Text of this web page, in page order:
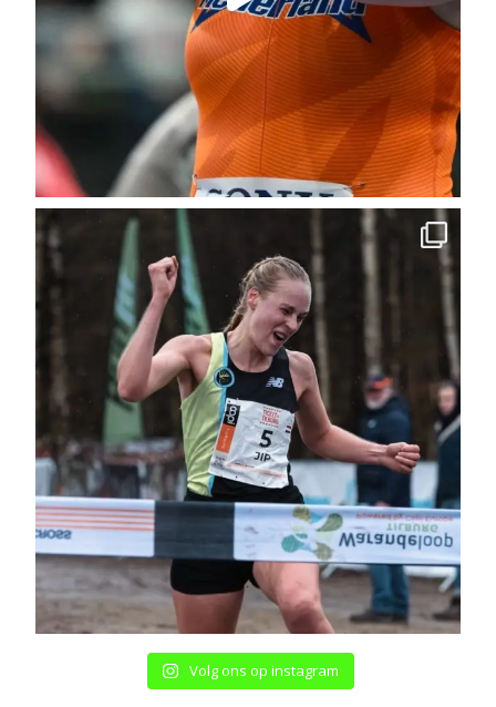
Volg ons op instagram